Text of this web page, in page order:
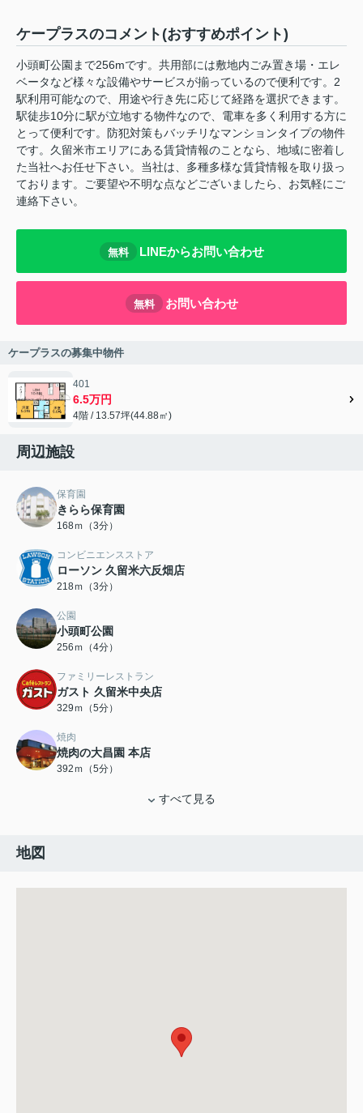
ケープラスのコメント(おすすめポイント)
小頭町公園まで256mです。共用部には敷地内ごみ置き場・エレ
ベータなど様々な設備やサービスが揃っているので便利です。2
駅利用可能なので、用途や行き先に応じて経路を選択できます。
駅徒歩10分に駅が立地する物件なので、電車を多く利用する方に
とって便利です。防犯対策もバッチリなマンションタイプの物件
です。久留米市エリアにある賃貸情報のことなら、地域に密着し
た当社へお任せ下さい。当社は、多種多様な賃貸情報を取り扱っ
ております。ご要望や不明な点などございましたら、お気軽にご
連絡下さい。
無料 LINEからお問い合わせ
無料 お問い合わせ
ケープラスの募集中物件
401
6.5万円
4階 / 13.57坪(44.88㎡)
周辺施設
保育園
きらら保育園
168ｍ（3分）
コンビニエンスストア
ローソン 久留米六反畑店
218ｍ（3分）
公園
小頭町公園
256ｍ（4分）
ファミリーレストラン
ガスト 久留米中央店
329ｍ（5分）
焼肉
焼肉の大昌園 本店
392ｍ（5分）
すべて見る
地図